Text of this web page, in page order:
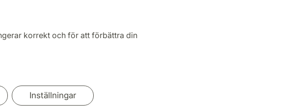
korrekt och för att förbättra din
Inställningar